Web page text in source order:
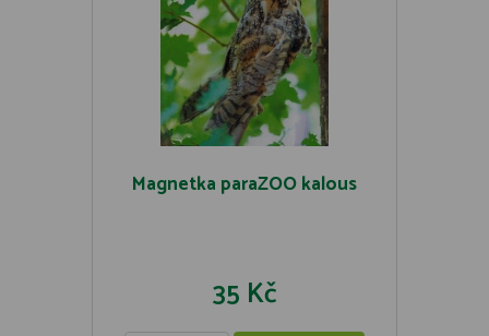
Magnetka paraZOO kalous
35 Kč